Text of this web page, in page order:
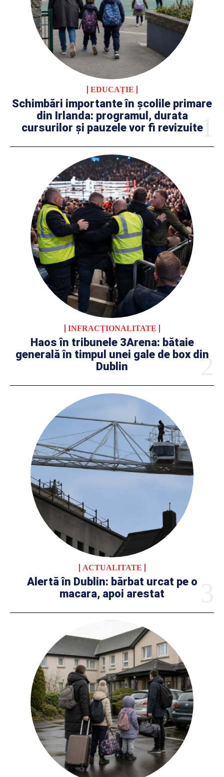
EDUCAȚIE
Schimbări importante în școlile primare
din Irlanda: programul, durata
cursurilor și pauzele vor fi revizuite
INFRACȚIONALITATE
Haos în tribunele 3Arena: bătaie
generală în timpul unei gale de box din
Dublin
ACTUALITATE
Alertă în Dublin: bărbat urcat pe o
macara, apoi arestat